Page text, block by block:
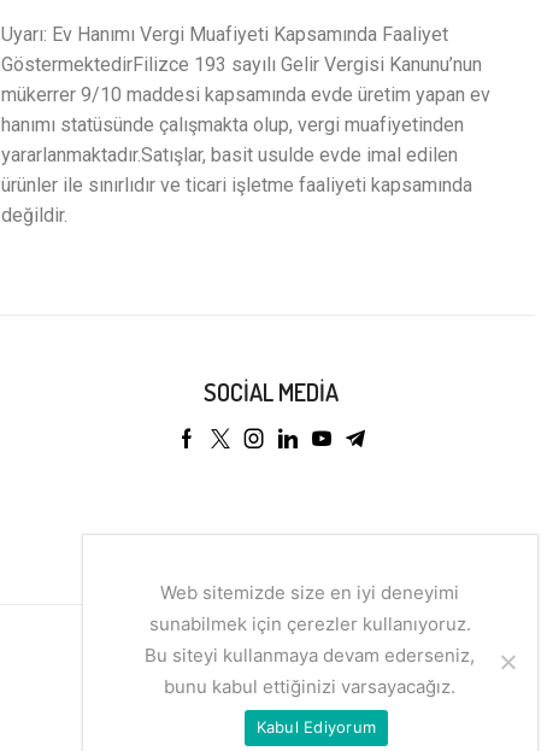
Uyarı: Ev Hanımı Vergi Muafiyeti Kapsamında Faaliyet
GöstermektedirFilizce 193 sayılı Gelir Vergisi Kanunu’nun
mükerrer 9/10 maddesi kapsamında evde üretim yapan ev
hanımı statüsünde çalışmakta olup, vergi muafiyetinden
yararlanmaktadır.Satışlar, basit usulde evde imal edilen
ürünler ile sınırlıdır ve ticari işletme faaliyeti kapsamında
değildir.
SOCIAL MEDIA
Web sitemizde size en iyi deneyimi
sunabilmek için çerezler kullanıyoruz.
Bu siteyi kullanmaya devam ederseniz,
bunu kabul ettiğinizi varsayacağız.
Kabul Ediyorum